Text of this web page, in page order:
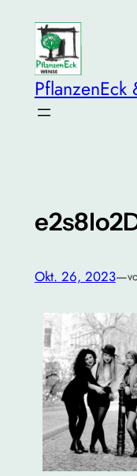
springen
PflanzenEck
Okt. 26, 2023—